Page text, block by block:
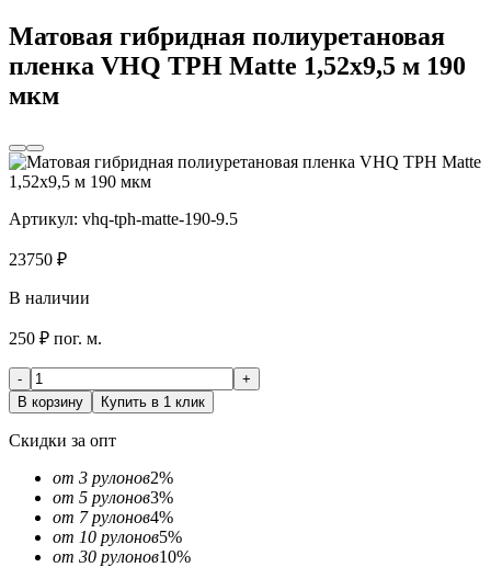
Матовая гибридная полиуретановая
пленка VHQ TPH Matte 1,52х9,5 м 190
мкм
Артикул: vhq-tph-matte-190-9.5
23750 ₽
В наличии
250 ₽ пог. м.
-
+
В корзину
Купить в 1 клик
Скидки за опт
от 3 рулонов2%
от 5 рулонов3%
от 7 рулонов4%
от 10 рулонов5%
от 30 рулонов10%